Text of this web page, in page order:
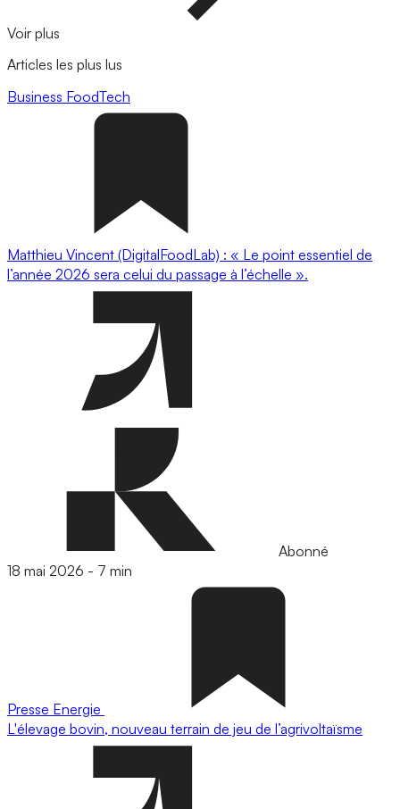
Voir plus
Articles les plus lus
Business FoodTech
Matthieu Vincent (DigitalFoodLab) : « Le point essentiel de
l’année 2026 sera celui du passage à l’échelle ».
Abonné
18 mai 2026 - 7 min
Presse Energie
L'élevage bovin, nouveau terrain de jeu de l’agrivoltaïsme